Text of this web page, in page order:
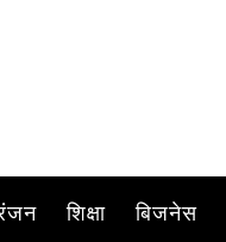
शिक्षा बिजनेस